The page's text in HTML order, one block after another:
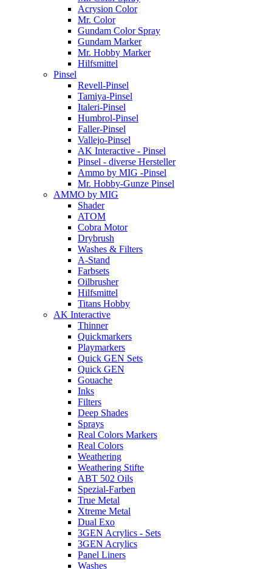
Acrysion Color
Mr. Color
Gundam Color Spray
Gundam Marker
Mr. Hobby Marker
Hilfsmittel
Pinsel
Revell-Pinsel
Tamiya-Pinsel
Italeri-Pinsel
Humbrol-Pinsel
Faller-Pinsel
Vallejo-Pinsel
AK Interactive - Pinsel
Pinsel - diverse Hersteller
Ammo by MIG -Pinsel
Mr. Hobby-Gunze Pinsel
AMMO by MIG
Shader
ATOM
Cobra Motor
Drybrush
Washes & Filters
A-Stand
Farbsets
Oilbrusher
Hilfsmittel
Titans Hobby
AK Interactive
Thinner
Quickmarkers
Playmarkers
Quick GEN Sets
Quick GEN
Gouache
Inks
Filters
Deep Shades
Sprays
Real Colors Markers
Real Colors
Weathering
Weathering Stifte
ABT 502 Oils
Spezial-Farben
True Metal
Xtreme Metal
Dual Exo
3GEN Acrylics - Sets
3GEN Acrylics
Panel Liners
Washes